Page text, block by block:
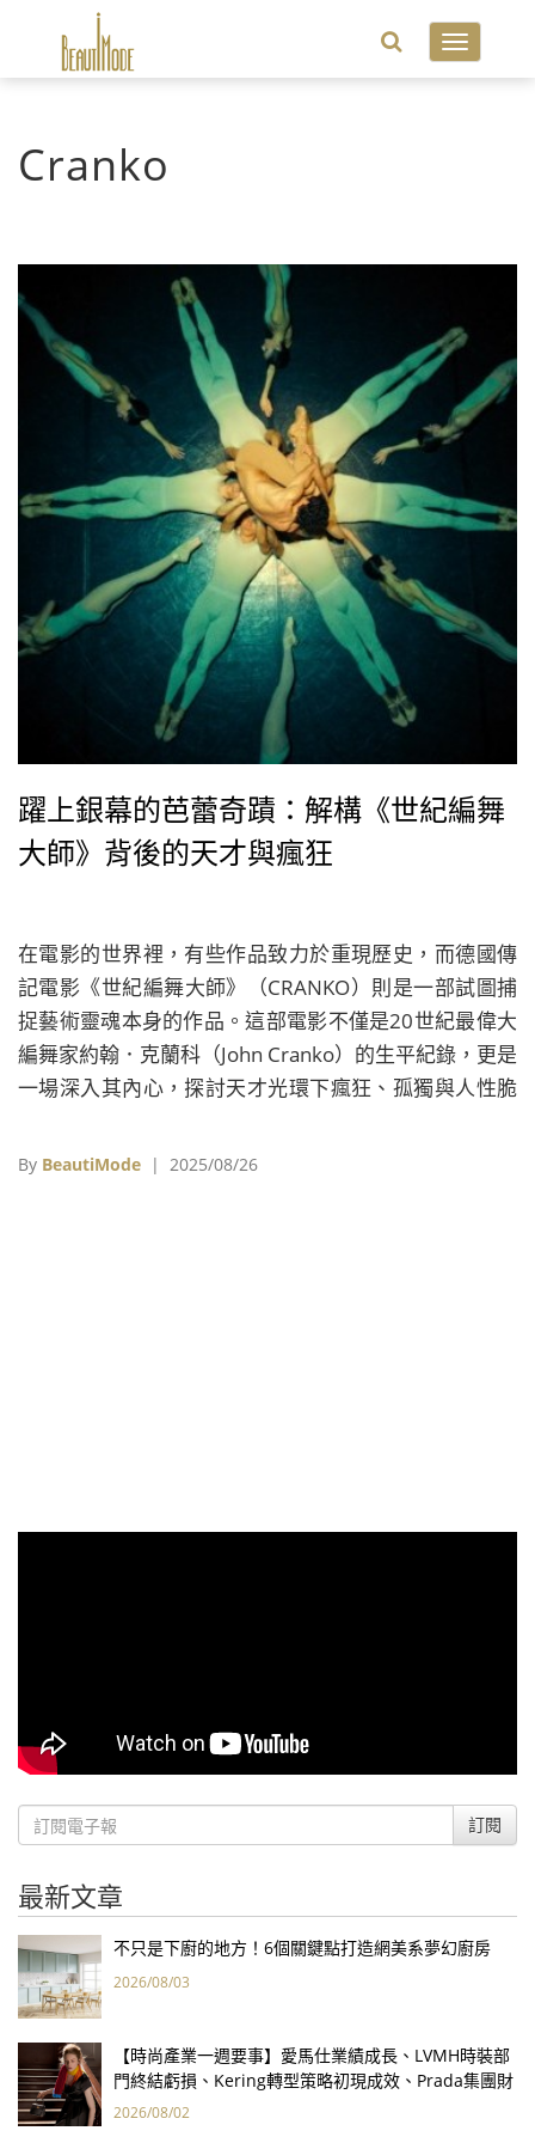
Toggle
Cranko
躍上銀幕的芭蕾奇蹟：解構《世紀編舞
大師》背後的天才與瘋狂
在電影的世界裡，有些作品致力於重現歷史，而德國傳
記電影《世紀編舞大師》（CRANKO）則是一部試圖捕
捉藝術靈魂本身的作品。這部電影不僅是20世紀最偉大
編舞家約翰．克蘭科（John Cranko）的生平紀錄，更是
一場深入其內心，探討天才光環下瘋狂、孤獨與人性脆
的精湛演繹，以及德國斯圖加特芭蕾舞團（Stuttgart
By BeautiMode | 2025/08/26
訂閱
最新文章
不只是下廚的地方！6個關鍵點打造網美系夢幻廚房
2026/08/03
【時尚產業一週要事】愛馬仕業績成長、LVMH時裝部
門終結虧損、Kering轉型策略初現成效、Prada集團財
報亮眼
2026/08/02